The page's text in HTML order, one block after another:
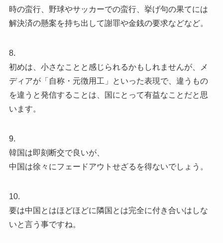
時の蛮行、野球やサッカーでの蛮行、挙げ句の果てには
解決済の懸案を持ち出して謝罪や金銭の要求などなど。
8.
初めは、小さなことと感じられるかもしれませんが、メ
ディアが「自称・元徴用工」といった表現で、違うもの
を違うと発信することは、国にとって有益なことだと思
います。
9.
韓国は即刻断交で良いが、
中国は徐々にフェードアウトせざるを得ないでしょう。
10.
要は中国とはほどほどに隣国とは完全に付き合いはしな
いと言う事ですね。